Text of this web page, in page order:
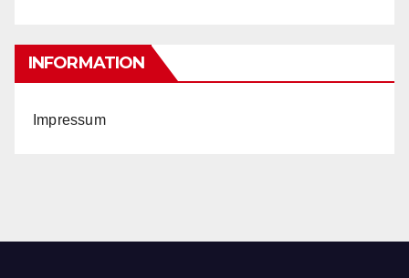
INFORMATION
Impressum